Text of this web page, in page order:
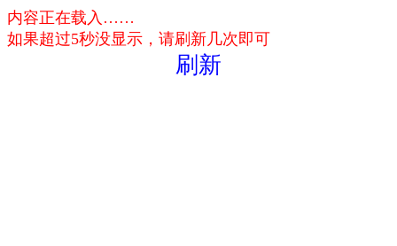
内容正在载入……
如果超过5秒没显示，请刷新几次即可
刷新